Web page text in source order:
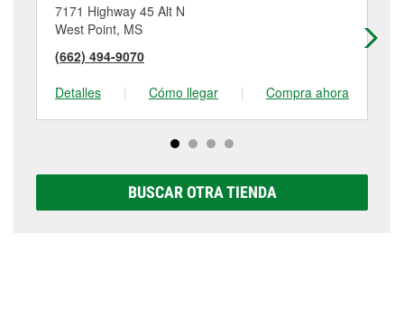
7171 Highway 45 Alt N
West Point, MS
(662) 494-9070
Detalles
| Cómo llegar | Compra ahora
BUSCAR OTRA TIENDA